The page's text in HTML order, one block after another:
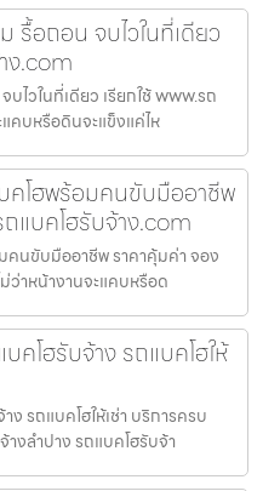
รื้อถอน จบไวในที่เดียว
ง.com
ไวในที่เดียว เรียกใช้ www.รถ
คบหรือดินจะแข็งแค่ไห
คโฮพร้อมคนขับมืออาชีพ
แบคโฮรับจ้าง.com
คนขับมืออาชีพ ราคาคุ้มค่า จอง
าหน้างานจะแคบหรือด
คโฮรับจ้าง รถแบคโฮให้
ง รถแบคโฮให้เช่า บริการครบ
งลำปาง รถแบคโฮรับจ้า